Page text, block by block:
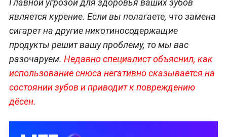
Главной угрозой для здоровья ваших зубов
является курение. Если вы полагаете, что замена
сигарет на другие никотиносодержащие
продукты решит вашу проблему, то мы вас
разочаруем. Недавно специалист объяснил, как
использование снюса негативно сказывается на
состоянии зубов и приводит к повреждению
дёсен.